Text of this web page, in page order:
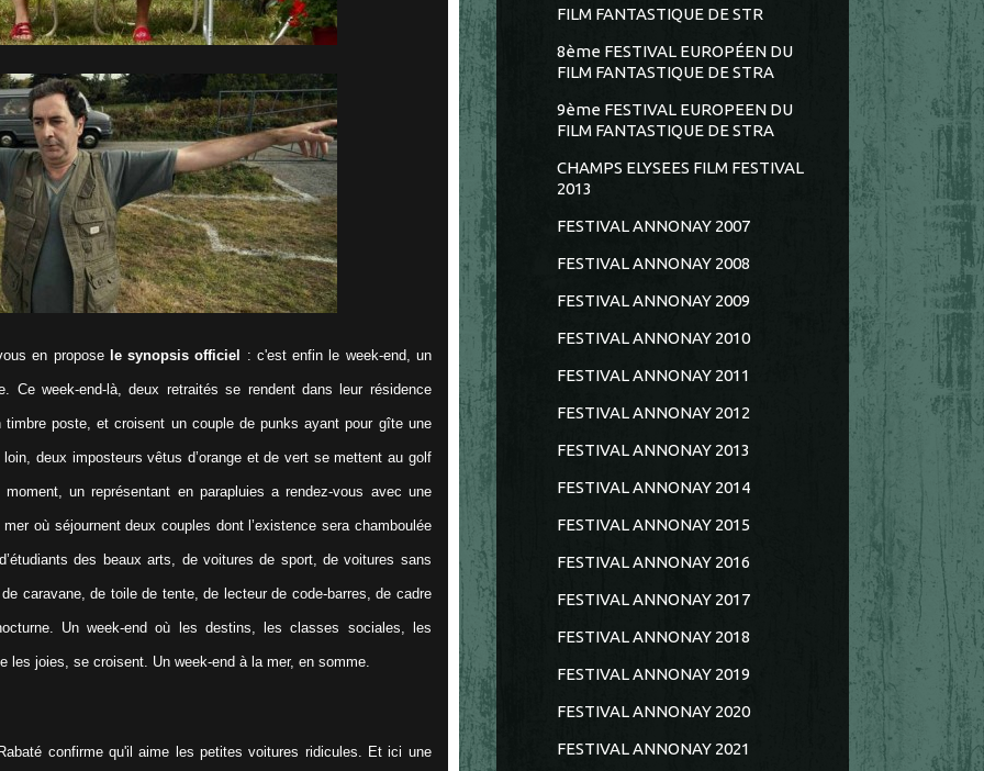
en propose le synopsis officiel : c'est enfin le week-end, un
Ce week-end-là, deux retraités se rendent dans leur résidence
timbre poste, et croisent un couple de punks ayant pour gîte une
deux imposteurs vêtus d’orange et de vert se mettent au golf
un représentant en parapluies a rendez-vous avec une
où séjournent deux couples dont l’existence sera chamboulée
des beaux arts, de voitures de sport, de voitures sans
caravane, de toile de tente, de lecteur de code-barres, de cadre
Un week-end où les destins, les classes sociales, les
les joies, se croisent. Un week-end à la mer, en somme.
confirme qu'il aime les petites voitures ridicules. Et ici une
FILM FANTASTIQUE DE STR
8ème FESTIVAL EUROPÉEN DU
FILM FANTASTIQUE DE STRA
9ème FESTIVAL EUROPEEN DU
FILM FANTASTIQUE DE STRA
CHAMPS ELYSEES FILM FESTIVAL
2013
FESTIVAL ANNONAY 2007
FESTIVAL ANNONAY 2008
FESTIVAL ANNONAY 2009
FESTIVAL ANNONAY 2010
FESTIVAL ANNONAY 2011
FESTIVAL ANNONAY 2012
FESTIVAL ANNONAY 2013
FESTIVAL ANNONAY 2014
FESTIVAL ANNONAY 2015
FESTIVAL ANNONAY 2016
FESTIVAL ANNONAY 2017
FESTIVAL ANNONAY 2018
FESTIVAL ANNONAY 2019
FESTIVAL ANNONAY 2020
FESTIVAL ANNONAY 2021